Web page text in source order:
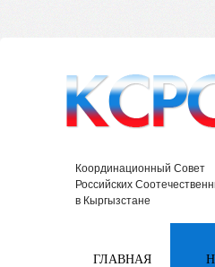
Координационный Совет
Российских
в Кыргызстане
ГЛАВНАЯ